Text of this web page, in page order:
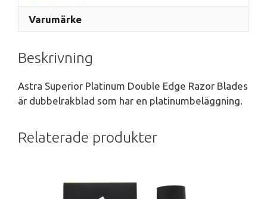
Varumärke
Beskrivning
Astra Superior Platinum Double Edge Razor Blades
är dubbelrakblad som har en platinumbeläggning.
Relaterade produkter